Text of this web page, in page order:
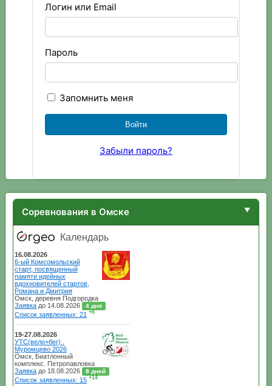
Логин или Email
Пароль
Запомнить меня
Забыли пароль?
Соревнования в Омске